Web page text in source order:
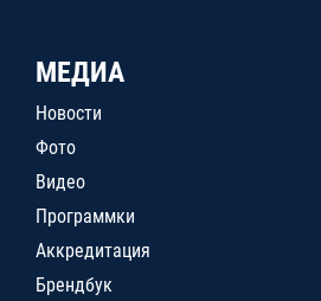
МЕДИА
Новости
Фото
Видео
Программки
Аккредитация
Брендбук